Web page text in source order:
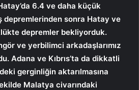
6.4 ve daha küçük
depremlerinden sonra Hatay ve
depremler bekliyorduk.
ve yerbilimci arkadaşlarımız
Adana ve Kıbrıs’ta da dikkatli
gerginliğin aktarılmasına
Malatya civarındaki